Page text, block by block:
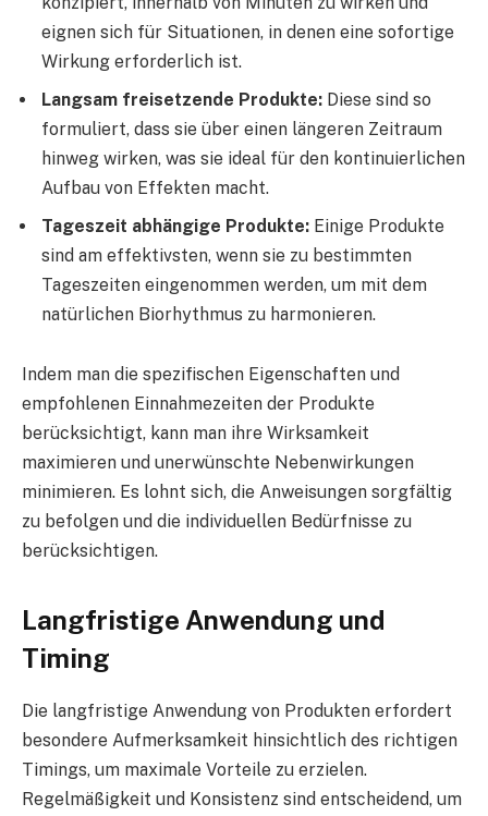
eignen sich für Situationen, in denen eine sofortige
Wirkung erforderlich ist.
Langsam freisetzende Produkte: Diese sind so
formuliert, dass sie über einen längeren Zeitraum
hinweg wirken, was sie ideal für den kontinuierlichen
Aufbau von Effekten macht.
Tageszeit abhängige Produkte: Einige Produkte
sind am effektivsten, wenn sie zu bestimmten
Tageszeiten eingenommen werden, um mit dem
natürlichen Biorhythmus zu harmonieren.
Indem man die spezifischen Eigenschaften und
empfohlenen Einnahmezeiten der Produkte
berücksichtigt, kann man ihre Wirksamkeit
maximieren und unerwünschte Nebenwirkungen
minimieren. Es lohnt sich, die Anweisungen sorgfältig
zu befolgen und die individuellen Bedürfnisse zu
berücksichtigen.
Langfristige Anwendung und
Timing
Die langfristige Anwendung von Produkten erfordert
besondere Aufmerksamkeit hinsichtlich des richtigen
Timings, um maximale Vorteile zu erzielen.
Regelmäßigkeit und Konsistenz sind entscheidend, um